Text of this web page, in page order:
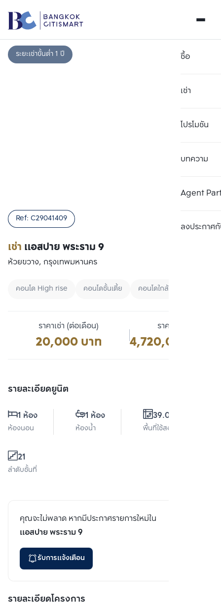
ซื้อ
เช่า
โปรโมชัน
บทความ
Agent
ลงประกาศกั
ระยะเช่าขั้นต่ำ 1 ปี
เช่า แอสปาย พระราม 9
Ref: C29041409
ห้วยขวาง, กรุงเทพมหานคร
คอนโด High rise คอนโดชั้นเตี้ย คอนโดใกล้ BTS
ราคาขาย
4,720,000 บาท
ราคาเช่า (ต่อเดือน)
20,000 บาท
รายละเอียดยูนิต
1 ห้อง
ห้องนอน
1 ห้อง
ห้องน้ำ
39.09 ตร.ม.
พื้นที่ใช้สอย
21
ลำดับชั้นที่
คุณจะไม่พลาด หากมีประกาศรายการใหม่ใน
แอสปาย พระราม 9
รับการแจ้งเตือน
รายละเอียดโครงการ
เปรียบเทียบ